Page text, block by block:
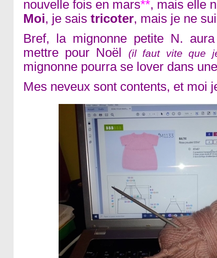
nouvelle fois en mars**, mais elle
Moi, je sais tricoter, mais je ne
Bref, la mignonne petite N.
mettre pour Noël
(il faut vite que
mignonne pourra se lover dans
Mes neveux sont contents, et moi